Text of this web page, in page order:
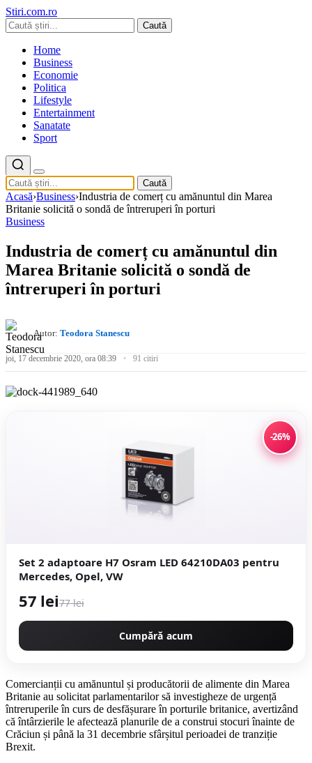
Stiri.com.ro
Caută
Home
Business
Economie
Politica
Lifestyle
Entertainment
Sanatate
Sport
Caută
Acasă›Business›Industria de comerț cu amănuntul din Marea
Britanie solicită o sondă de întreruperi în porturi
Business
Industria de comerț cu amănuntul din
Marea Britanie solicită o sondă de
întreruperi în porturi
Autor: Teodora Stanescu
joi, 17 decembrie 2020, ora 08:39 91 citiri
-26%
Set 2 adaptoare H7 Osram LED 64210DA03 pentru
Mercedes, Opel, VW
57 lei77 lei
Cumpără acum
Comercianții cu amănuntul și producătorii de alimente din Marea
Britanie au solicitat parlamentarilor să investigheze de urgență
întreruperile în curs de desfășurare în porturile britanice, avertizând
că întârzierile le afectează planurile de a construi stocuri înainte de
Crăciun și până la 31 decembrie sfârșitul perioadei de tranziție
Brexit.